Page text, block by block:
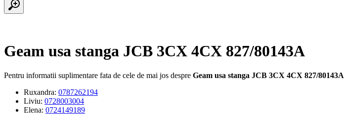
Geam usa stanga JCB 3CX 4CX 827/80143A
Pentru informatii suplimentare fata de cele de mai jos despre Geam usa stanga JCB 3CX 4CX 827/80143A
Ruxandra: 0787262194
Liviu: 0728003004
Elena: 0724149189